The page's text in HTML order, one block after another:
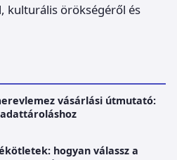
kulturális örökségéről és
vásárlási útmutató:
hogyan válassz a